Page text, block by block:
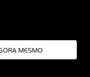
MESMO